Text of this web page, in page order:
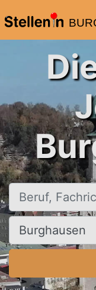
Beruf,
Ort, Stadt